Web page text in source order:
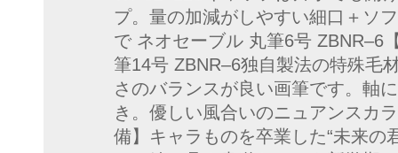
プ。量の加減がしやすい細口＋ソ
で ネオセーブル 丸筆6号 ZBNR–6
筆14号 ZBNR–6独自製法の特殊毛
さのバランスが良い画筆です。軸
き。優しい風合いのニュアンスカ
備】キャラものを卒業した“未来の